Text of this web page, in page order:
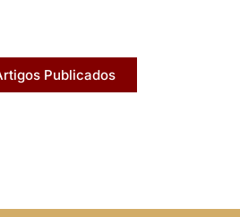
Publicados